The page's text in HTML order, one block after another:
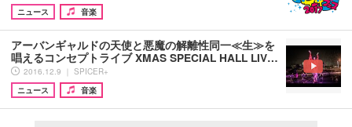
ニュース
音楽
アーバンギャルドの天使と悪魔の解離性同一≪生≫を
唱えるコンセプトライブ XMAS SPECIAL HALL LIV…
2016.12.9 ｜ SPICER+
ニュース
音楽